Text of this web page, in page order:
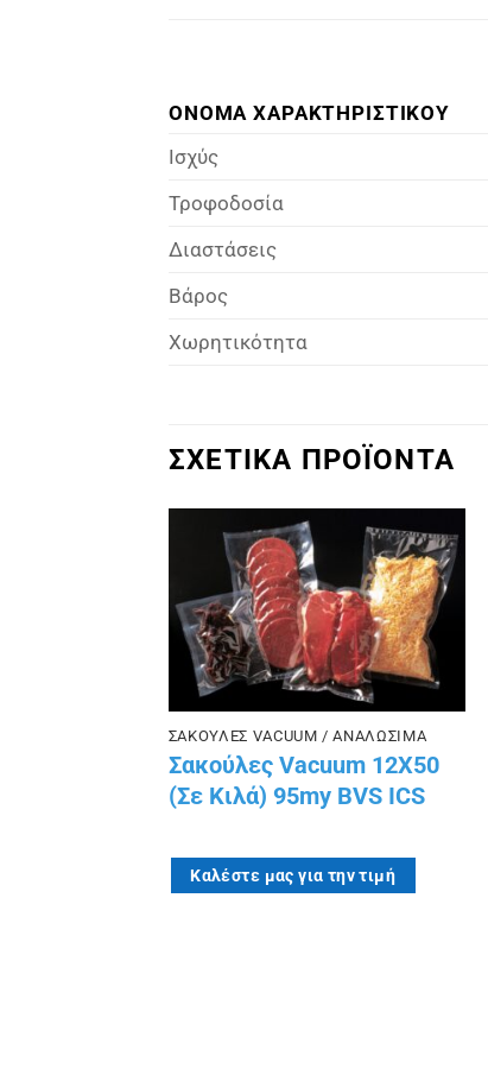
ΟΝΟΜΑ ΧΑΡΑΚΤΗΡΙΣΤΙΚΟΥ
Ισχύς
Τροφοδοσία
Διαστάσεις
Βάρος
Χωρητικότητα
ΣΧΕΤΙΚΑ ΠΡΟΪΟΝΤΑ
Πρόσθήκη
στην λίστα
επιθυμιών
ΣΑΚΟΥΛΕΣ VACUUM / ΑΝΑΛΩΣΙΜΑ
Σακούλες Vacuum 12X50
(Σε Kιλά) 95my BVS ICS
Καλέστε μας για την τιμή